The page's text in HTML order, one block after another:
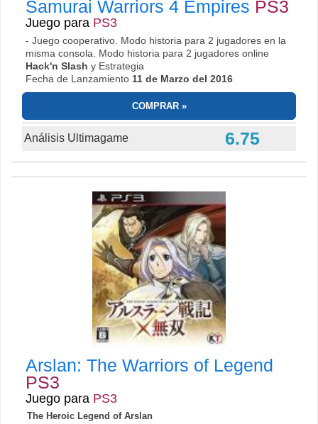
Samurai Warriors 4 Empires PS3
Juego para PS3
- Juego cooperativo. Modo historia para 2 jugadores en la
misma consola. Modo historia para 2 jugadores online
Hack'n Slash y Estrategia
Fecha de Lanzamiento 11 de Marzo del 2016
COMPRAR
Análisis Ultimagame 6.75
Arslan: The Warriors of Legend
PS3
Juego para PS3
The Heroic Legend of Arslan